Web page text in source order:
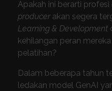
Apakah ini berarti profesi
producerakan segera
Learning & Development
kehilangan peran
pelatihan?
Dalam beberapa tahun
ledakan model GenAI